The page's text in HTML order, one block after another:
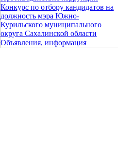
Конкурс по отбору кандидатов на
должность мэра Южно-
Курильского муниципального
округа Сахалинской области
Объявления, информация